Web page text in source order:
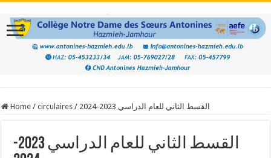
Home / circulaires / القسط الثاني للعام الدراسي 2023-2024
القسط الثاني للعام الدراسي 2023-